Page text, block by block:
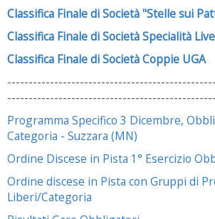
Classifica Finale di Società "Stelle sui
Classifica Finale di Società Specialità
Classifica Finale di Società Coppie UGA
Programma Specifico 3 Dicembre,
Categoria - Suzzara (MN)
Ordine Discese in Pista 1° Esercizio
Ordine discese in Pista con Gruppi di
Liberi/Categoria